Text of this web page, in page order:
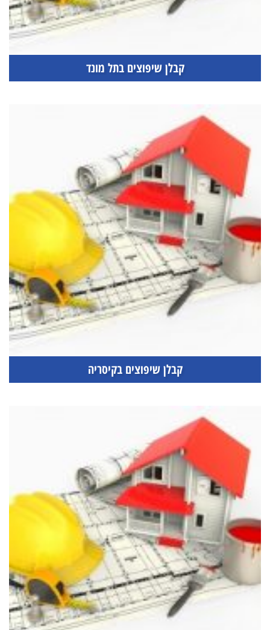
קבלן שיפוצים בתל מונד
קבלן שיפוצים בקיסריה